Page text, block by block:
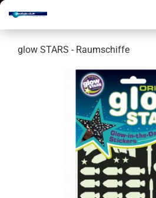
glow STARS - Raum­schif­fe